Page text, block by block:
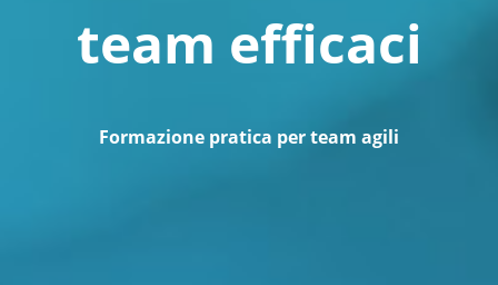
team efficaci
Formazione pratica per team agili